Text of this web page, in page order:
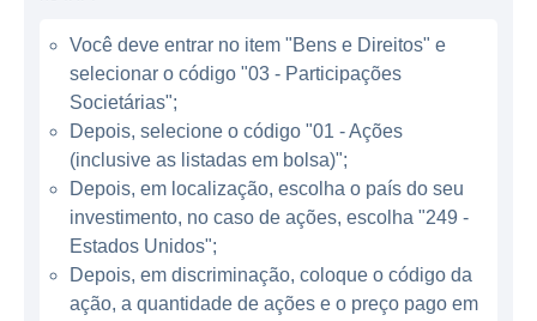
Wall Street Journal e The Times; editoras de
livros, como a HarperCollins; e operações de
mídia digital, refletindo sua adaptação às
novas tendências de consumo de mídia. O
modelo de negócios da empresa gira em
torno da criação e distribuição de conteúdo,
que é monetizado através de várias fontes,
como publicidade, assinaturas e vendas.
Você deve entrar no item "Bens e Direitos" e
selecionar o código "03 - Participações
Societárias";
Depois, selecione o código "01 - Ações
(inclusive as listadas em bolsa)";
Depois, em localização, escolha o país do seu
investimento, no caso de ações, escolha "249 -
Estados Unidos";
Depois, em discriminação, coloque o código da
ação, a quantidade de ações e o preço pago em